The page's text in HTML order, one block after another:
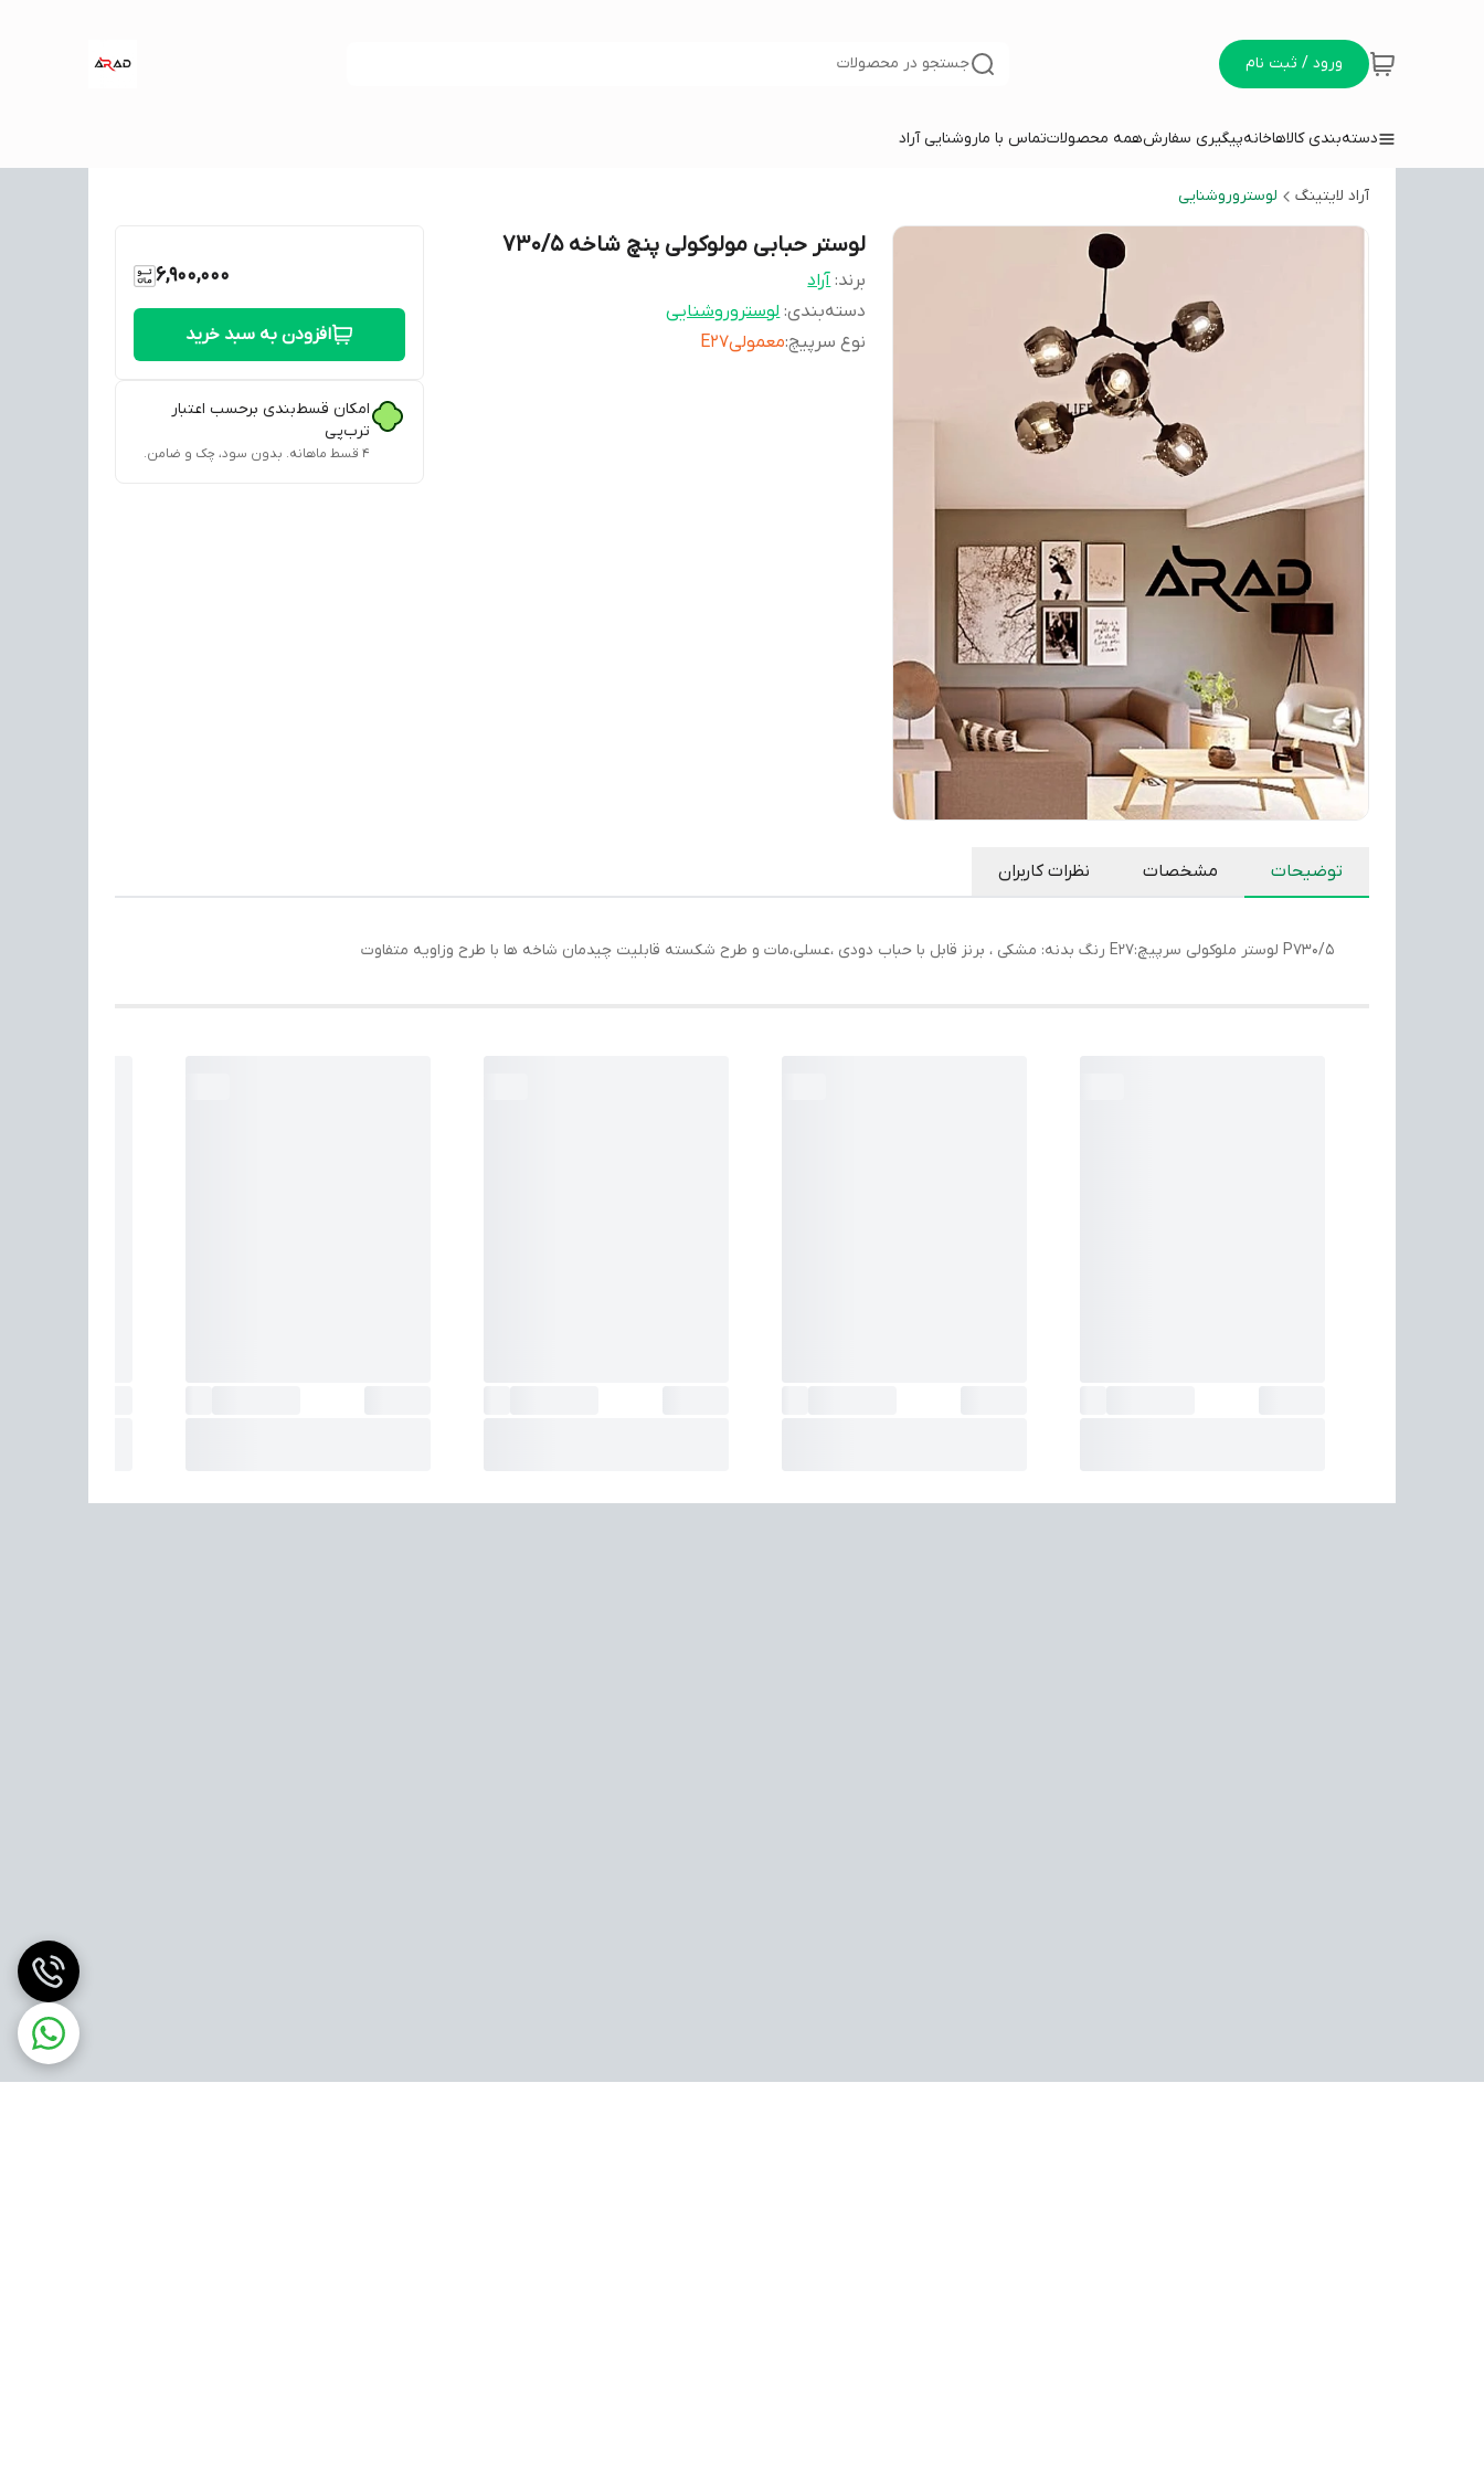
ورود / ثبت نام جستجو در محصولات
دسته‌بندی کالاهاخانهپیگیری سفارشهمه محصولاتتماس با ماروشنایی آراد
آراد لایتینگ لوستروروشنایی
لوستر حبابی مولوکولی پنچ شاخه 730/5
برند: آراد
دسته‌بندی:لوستروروشنایی
نوع سرپیچ:معمولیE27
6,900,000
افزودن به سبد خرید
امکان قسط‌بندی برحسب اعتبار
ترب‌پی
۴ قسط ماهانه. بدون سود، چک و ضامن.
توضیحات مشخصات نظرات کاربران
P730/5 لوستر ملوکولی سرپیچ:E27 رنگ بدنه: مشکی ، برنز قابل با حباب دودی ،عسلی،مات و طرح شکسته قابلیت چیدمان شاخه ها با طرح وزاویه متفاوت